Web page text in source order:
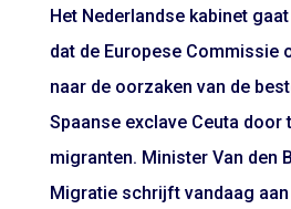
Het Nederlandse kabinet
dat de Europese Commissie
naar de oorzaken van de
Spaanse exclave Ceuta door
migranten. Minister Van den
Migratie schrijft vandaag